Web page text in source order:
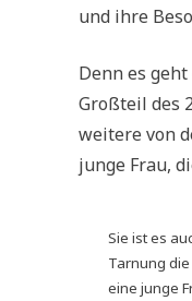
und ihre
Denn es
Großteil des
weitere von
junge Frau,
Sie ist es
Tarnung
eine junge